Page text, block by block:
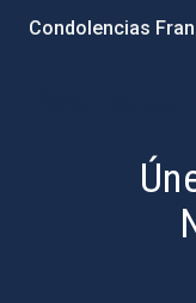
Condolencias